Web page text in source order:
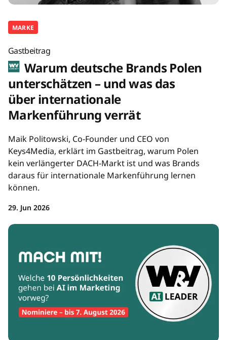
MARKE
Gastbeitrag
Warum deutsche Brands Polen
unterschätzen – und was das
über internationale
Markenführung verrät
Maik Politowski, Co-Founder und CEO von
Keys4Media, erklärt im Gastbeitrag, warum Polen
kein verlängerter DACH-Markt ist und was Brands
daraus für internationale Markenführung lernen
können.
29. Jun 2026